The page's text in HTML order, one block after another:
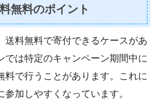
無料のポイント
送料無料で寄付できるケースがあ
では特定のキャンペーン期間中に
料で行うことがあります。これに
加しやすくなっています。